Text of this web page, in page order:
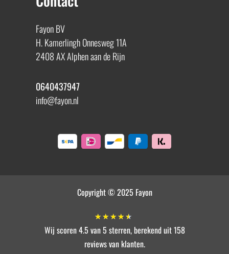
Fayon BV
H. Kamerlingh Onnesweg 11A
2408 AX Alphen aan de Rijn
0640437947
info@fayon.nl
Copyright © 2025 Fayon
★ ★ ★ ★ ★
Wij scoren 4.5 van 5 sterren, berekend uit 158
reviews van klanten.